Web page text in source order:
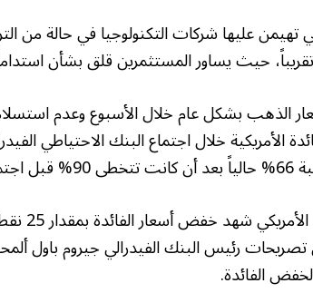
عليها شركات التكنولوجيا في حالة من
الذهب بشكل عام خلال الأسبوع وعدم
الأمريكية خلال اجتماع البنك الاحتياطي
رئيس البنك الفيدرالي جيروم باول
الفائدة.